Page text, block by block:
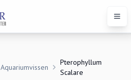
Aquariumvissen
Pterophyllum
Scalare